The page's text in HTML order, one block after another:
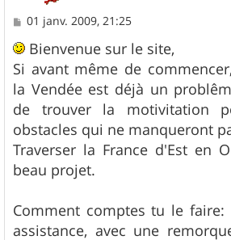
M
s
a
g
e
01 janv. 2009, 21:25
Bienvenue sur le site,
Si avant même de
la Vendée est déjà un
de trouver la motivitation
obstacles qui ne manqueront
Traverser la France d'Est en
beau projet.
Comment comptes tu le faire:
assistance, avec une